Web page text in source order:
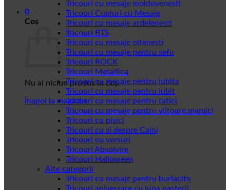
0
Coș
Nu ai niciun produs în coș.
Înapoi la magazin
Tricouri cu mesaje moldovenesti
Tricouri Cupluri cu Mesaje
Tricouri cu mesaje ardelenesti
Tricouri BTS
Tricouri cu mesaje oltenesti
Tricouri cu mesaje pentru sefu
Tricouri ROCK
Tricouri Metallica
Tricouri cu mesaje pentru iubita
Tricouri cu mesaje pentru iubit
Tricouri cu mesaje pentru tatici
Tricouri cu mesaje pentru viitoare mamici
Tricouri cu pisici
Tricouri cu si despre Caini
Tricouri cu versuri
Tricouri Absolvire
Tricouri Halloween
Alte categorii
Tricouri cu mesaje pentru burlacite